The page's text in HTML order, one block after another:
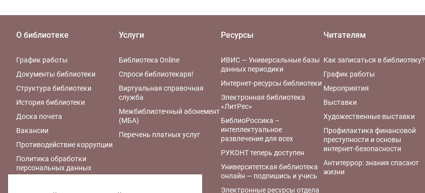
О библиотеке
График работы
Документы библиотеки
Структура библиотеки
История библиотеки
Доска почета
Вакансии
Противодействие коррупции
Политика обработки
персональных данных
библиотеки
Правила обработки
Услуги
Библиотека Online
Спроси библиотекаря!
Виртуальная справочная
служба
Межбиблиотечный абонемент
(МБА)
Перечень платных услуг
Ресурсы
ИВИС — Универсальные базы
данных периодики
Интернет-ресурсы библиотеки
Электронная библиотека
«ЛитРес»
БиблиоРоссика –
интеллектуальное
развлечение для всех
РУКОНТ теперь доступен
Университетская библиотека
онлайн — подпишись и учись
Электронные ресурсы отдела
Читателям
Как записаться в библиотеку?
График работы
Мероприятия
Выставки
Художественные выставки
Профилактика финансовой
преступности и основы
интернет-безопасности
Антитеррор: знания спасают
жизни